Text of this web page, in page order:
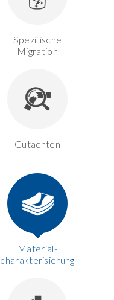
Spezifische
Migration
Gutachten
Material-
charakterisierung